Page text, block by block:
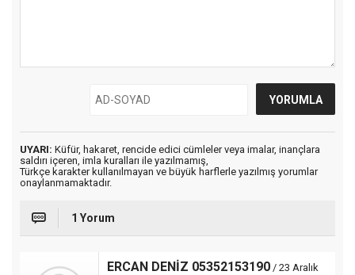
UYARI: Küfür, hakaret, rencide edici cümleler veya imalar, inançlara
saldırı içeren, imla kuralları ile yazılmamış,
Türkçe karakter kullanılmayan ve büyük harflerle yazılmış yorumlar
onaylanmamaktadır.
1 Yorum
ERCAN DENİZ 05352153190 / 23 Aralık